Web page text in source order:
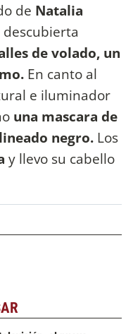
de Natalia
de volado, un
En canto al
e iluminador
una mascara de
negro. Los
y llevo su cabello